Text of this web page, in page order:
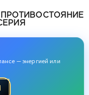
— энергией или